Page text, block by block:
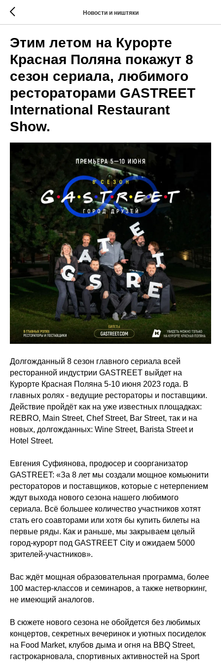
Новости и ништяки
Этим летом на Курорте
Красная Поляна покажут 8
сезон сериала, любимого
рестораторами GASTREET
International Restaurant
Show.
Долгожданный 8 сезон главного сериала всей
ресторанной индустрии GASTREET выйдет на
Курорте Красная Поляна 5-10 июня 2023 года. В
главных ролях - ведущие рестораторы и поставщики.
Действие пройдёт как на уже известных площадках:
REBRO, Main Street, Chef Street, Bar Street, так и на
новых, долгожданных: Wine Street, Barista Street и
Hotel Street.
Евгения Суфиянова, продюсер и соорганизатор
GASTREET: «За 8 лет мы создали мощное комьюнити
рестораторов и поставщиков, которые с нетерпением
ждут выхода нового сезона нашего любимого
сериала. Всё большее количество участников хотят
стать его соавторами или хотя бы купить билеты на
первые ряды. Как и раньше, мы закрываем целый
город-курорт под GASTREET City и ожидаем 5000
зрителей-участников».
Вас ждёт мощная образовательная программа, более
100 мастер-классов и семинаров, а также нетворкинг,
не имеющий аналогов.
В сюжете нового сезона не обойдется без любимых
концертов, секретных вечеринок и уютных посиделок
на Food Market, клубов дыма и огня на BBQ Street,
гастрокарновала, спортивных активностей на Sport